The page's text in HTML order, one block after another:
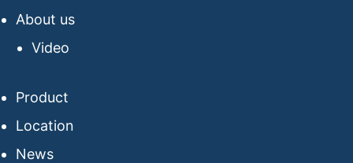
About us
Video
Product
Location
News